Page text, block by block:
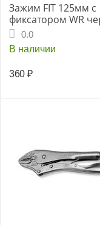
Зажим FIT 125мм с
фиксатором WR
(52711i)
0.0
В наличии
360 ₽